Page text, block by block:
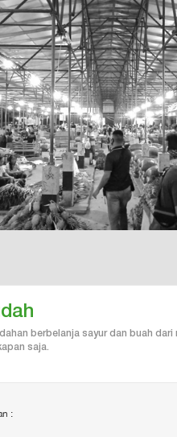
berbelanja sayur dan buah dari
saja.
: